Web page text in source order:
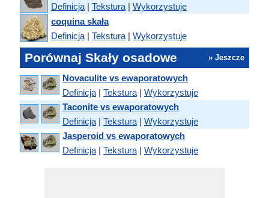
Definicja | Tekstura | Wykorzystuje
coquina skała
Definicja | Tekstura | Wykorzystuje
Porównaj Skały osadowe » Jeszcze
Novaculite vs ewaporatowych
Definicja | Tekstura | Wykorzystuje
Taconite vs ewaporatowych
Definicja | Tekstura | Wykorzystuje
Jasperoid vs ewaporatowych
Definicja | Tekstura | Wykorzystuje